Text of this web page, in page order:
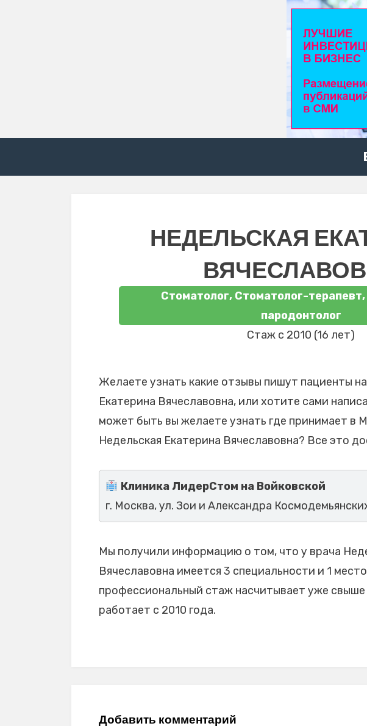
НЕДЕЛЬСКАЯ
Стоматолог, Стоматолог-
пародонтолог
Стаж с 2010 (16 лет)
Желаете узнать какие отзывы пишут пациенты
Екатерина Вячеславовна, или хотите сами
может быть вы желаете узнать где принимает в
Недельская Екатерина Вячеславовна? Все это
Клиника ЛидерСтом на Войковской
г. Москва, ул. Зои и Александра
Мы получили информацию о том, что у врача
Вячеславовна имеется 3 специальности и 1
профессиональный стаж насчитывает уже свыше
работает с 2010 года.
Добавить комментарий